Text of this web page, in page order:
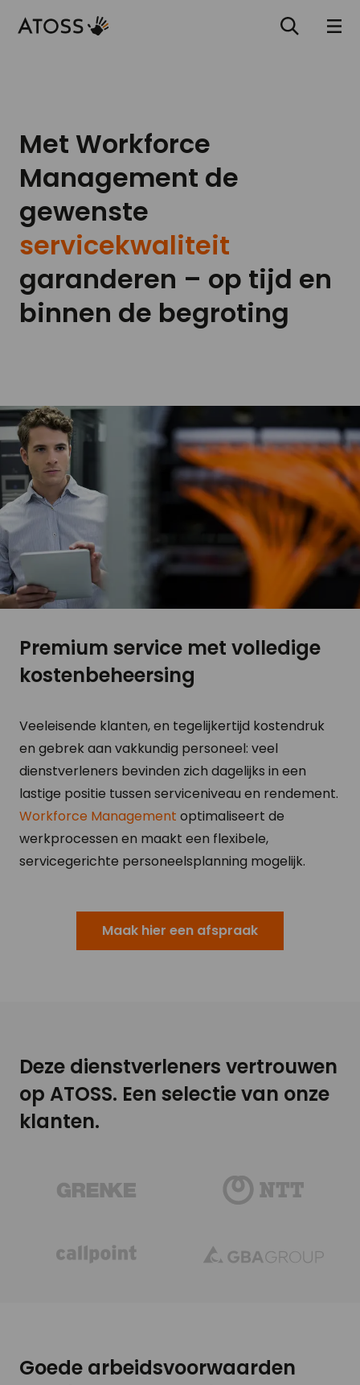
Met Workforce
Management de
gewenste
servicekwaliteit
garanderen – op tijd en
binnen de begroting
Premium service met volledige
kostenbeheersing
Veeleisende klanten, en tegelijkertijd kostendruk
en gebrek aan vakkundig personeel: veel
dienstverleners bevinden zich dagelijks in een
lastige positie tussen serviceniveau en rendement.
Workforce Management optimaliseert de
werkprocessen en maakt een flexibele,
servicegerichte personeelsplanning mogelijk.
Maak hier een afspraak
Deze dienstverleners vertrouwen
op ATOSS. Een selectie van onze
klanten.
Goede arbeidsvoorwaarden